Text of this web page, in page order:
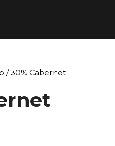
/ 30% Cabernet